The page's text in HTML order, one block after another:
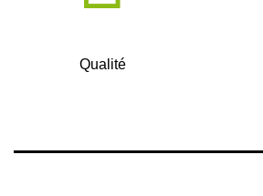
Qualité